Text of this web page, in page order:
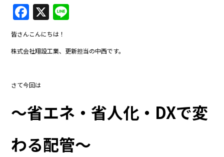
F
a
c
e
b
o
o
k
X
e
皆さんこんにちは！
株式会社翔設工業、更新担当の中西です。
さて今回は
～省エネ・省人化・DXで変
わる配管～